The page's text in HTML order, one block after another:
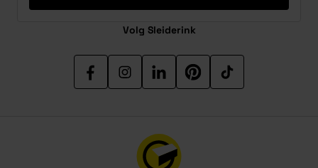
Volg Sleiderink